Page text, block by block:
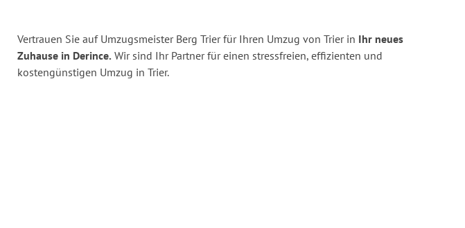
Vertrauen Sie auf Umzugsmeister Berg Trier für Ihren Umzug von Trier in Ihr neues
Zuhause in Derince. Wir sind Ihr Partner für einen stressfreien, effizienten und
kostengünstigen Umzug in Trier.